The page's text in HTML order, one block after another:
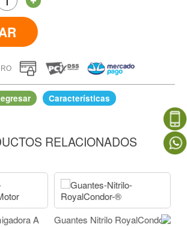
Características
A COMPRAR
RELACIONADOS
A
Guantes Nitrilo RoyalCondor
Filtro